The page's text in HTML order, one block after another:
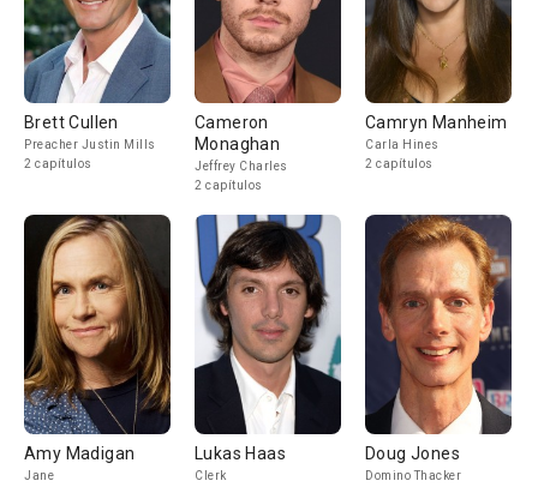
Brett Cullen
Preacher Justin Mills
2 capítulos
Cameron
Monaghan
Jeffrey Charles
2 capítulos
Camryn Manheim
Carla Hines
2 capítulos
Amy Madigan
Jane
Lukas Haas
Clerk
Doug Jones
Domino Thacker